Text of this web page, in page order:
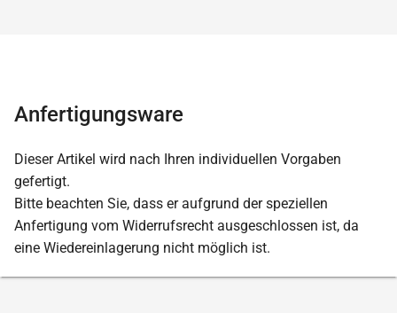
Anfertigungsware
Dieser Artikel wird nach Ihren individuellen Vorgaben
gefertigt.
Bitte beachten Sie, dass er aufgrund der speziellen
Anfertigung vom Widerrufsrecht ausgeschlossen ist, da
eine Wiedereinlagerung nicht möglich ist.